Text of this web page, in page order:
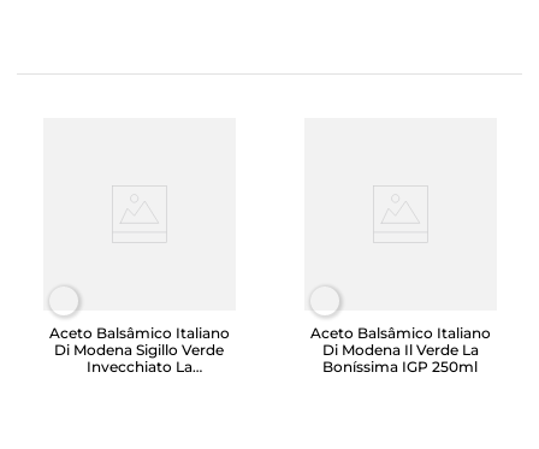
Aceto Balsâmico Italiano
Di Modena Sigillo Verde
Invecchiato La
Aceto Balsâmico Italiano
Di Modena Il Verde La
Boníssima IGP 250ml